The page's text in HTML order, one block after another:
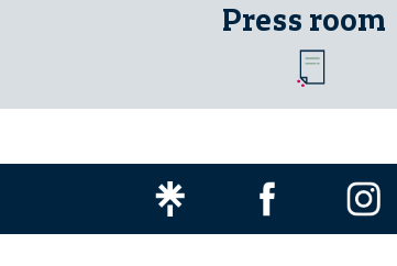
Press room